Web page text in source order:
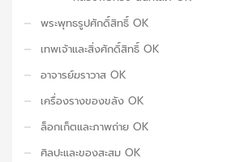
พระพุทธรูปศักดิ์สิทธิ์ OK
เทพเจ้าและสิ่งศักดิ์สิทธิ์ OK
อาจารย์ฆราวาส OK
เครื่องรางของขลัง OK
ล็อกเก็ตและภาพถ่าย OK
ศิลปะและของสะสม OK